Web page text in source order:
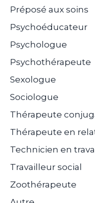
Préposé aux soins
Psychoéducateur
Psychologue
Psychothérapeute
Sexologue
Sociologue
Thérapeute
Thérapeute en
Technicien en
Travailleur social
Zoothérapeute